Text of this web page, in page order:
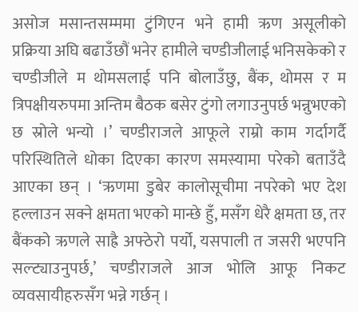
असोज मसान्तसम्ममा टुंगिएन भने हामी ऋण असूलीको
प्रक्रिया अघि बढाउँछौं भनेर हामीले चण्डीजीलाई भनिसकेको र
चण्डीजीले म थोमसलाई पनि बोलाउँछु, बैंक, थोमस र म
त्रिपक्षीयरुपमा अन्तिम बैठक बसेर टुंगो लगाउनुपर्छ भन्नुभएको
छ स्रोले भन्यो ।’ चण्डीराजले आफूले राम्रो काम गर्दागर्दै
परिस्थितिले धोका दिएका कारण समस्यामा परेको बताउँदै
आएका छन् । ‘ऋणमा डुबेर कालोसूचीमा नपरेको भए देश
हल्लाउन सक्ने क्षमता भएको मान्छे हुँ, मसँग धेरै क्षमता छ, तर
बैंकको ऋणले साह्रै अफ्ठेरो पर्यो, यसपाली त जसरी भएपनि
सल्ट्याउनुपर्छ,’ चण्डीराजले आज भोलि आफू निकट
व्यवसायीहरुसँग भन्ने गर्छन् ।